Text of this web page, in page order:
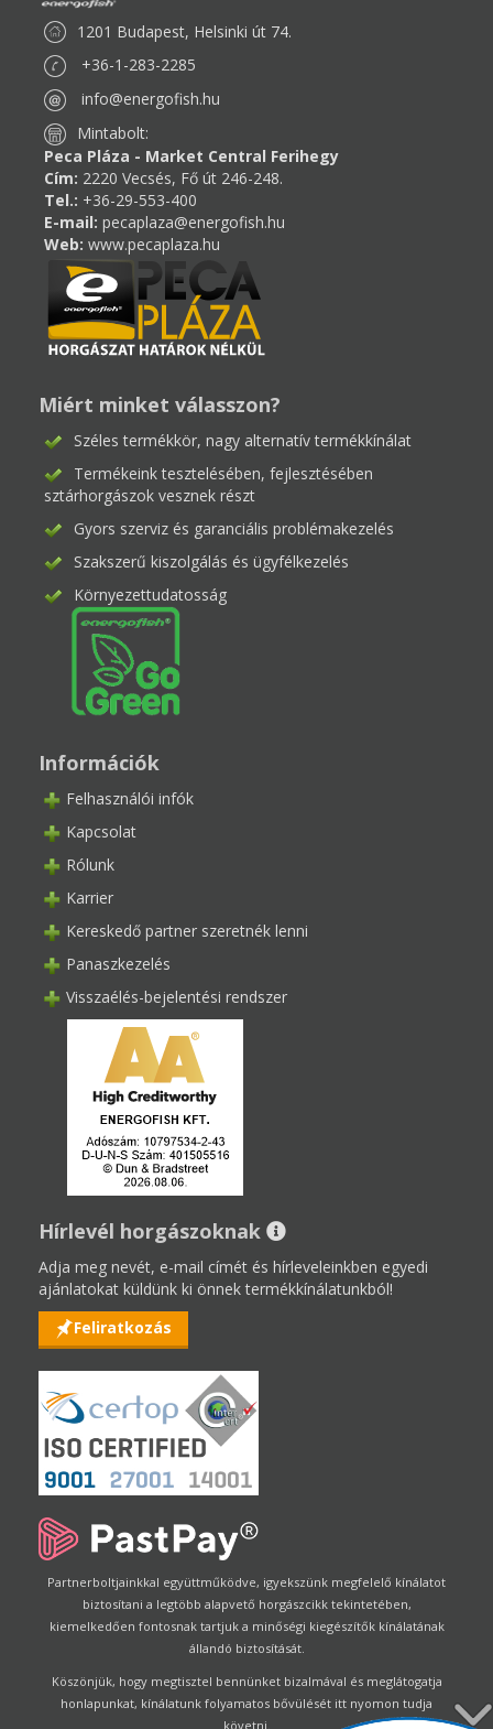
1201 Budapest, Helsinki út 74.
+36-1-283-2285
info@energofish.hu
Mintabolt:
Peca Pláza - Market Central Ferihegy
Cím: 2220 Vecsés, Fő út 246-248.
Tel.: +36-29-553-400
E-mail: pecaplaza@energofish.hu
Web: www.pecaplaza.hu
Miért minket válasszon?
Széles termékkör, nagy alternatív termékkínálat
Termékeink tesztelésében, fejlesztésében
sztárhorgászok vesznek részt
Gyors szerviz és garanciális problémakezelés
Szakszerű kiszolgálás és ügyfélkezelés
Környezettudatosság
Információk
Felhasználói infók
Kapcsolat
Rólunk
Karrier
Kereskedő partner szeretnék lenni
Panaszkezelés
Visszaélés-bejelentési rendszer
Hírlevél horgászoknak
Adja meg nevét, e-mail címét és hírleveleinkben egyedi
ajánlatokat küldünk ki önnek termékkínálatunkból!
Feliratkozás
Partnerboltjainkkal együttműködve, igyekszünk megfelelő kínálatot
biztosítani a legtöbb alapvető horgászcikk tekintetében,
kiemelkedően fontosnak tartjuk a minőségi kiegészítők kínálatának
állandó biztosítását.
Köszönjük, hogy megtisztel bennünket bizalmával és meglátogatja
honlapunkat, kínálatunk folyamatos bővülését itt nyomon tudja
követni.